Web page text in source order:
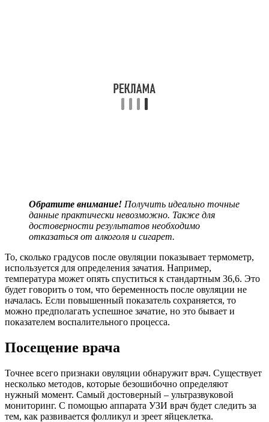
Обратите внимание! Получить идеально точные
данные практически невозможно. Также для
достоверности результатов необходимо
отказаться от алкоголя и сигарет.
То, сколько градусов после овуляции показывает термометр,
используется для определения зачатия. Например,
температура может опять спуститься к стандартным 36,6. Это
будет говорить о том, что беременность после овуляции не
началась. Если повышенный показатель сохраняется, то
можно предполагать успешное зачатие, но это бывает и
показателем воспалительного процесса.
Посещение врача
Точнее всего признаки овуляции обнаружит врач. Существует
несколько методов, которые безошибочно определяют
нужный момент. Самый достоверный – ультразвуковой
мониторинг. С помощью аппарата УЗИ врач будет следить за
тем, как развивается фолликул и зреет яйцеклетка.